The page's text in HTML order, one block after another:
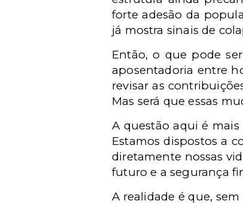
forte adesão da
já mostra sinais de
Então, o que pode
aposentadoria entre
revisar as
Mas será que essas
A questão aqui é
Estamos dispostos a
diretamente nossas
futuro e a segurança
A realidade é que,